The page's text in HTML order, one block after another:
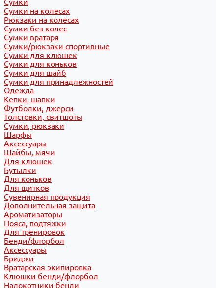
Сумки
Сумки на колесах
Рюкзаки на колесах
Сумки без колес
Сумки вратаря
Сумки/рюкзаки спортивные
Сумки для клюшек
Сумки для коньков
Сумки для шайб
Сумки для принадлежностей
Одежда
Кепки, шапки
Футболки, джерси
Толстовки, свитшоты
Сумки, рюкзаки
Шарфы
Аксессуары
Шайбы, мячи
Для клюшек
Бутылки
Для коньков
Для щитков
Сувенирная продукция
Дополнительная защита
Ароматизаторы
Пояса, подтяжки
Для тренировок
Бенди/флорбол
Аксессуары
Бриджи
Вратарская экипировка
Клюшки бенди/флорбол
Налокотники бенди